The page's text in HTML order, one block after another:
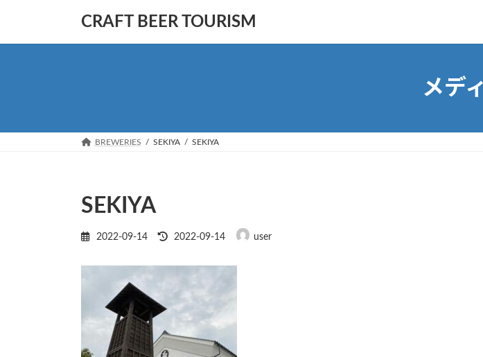
テ
ゲ
CRAFT BEER TOURISM
メデ
BREWERIES SEKIYA SEKIYA
SEKIYA
2022-09-14
最
時
2022-09-14 user